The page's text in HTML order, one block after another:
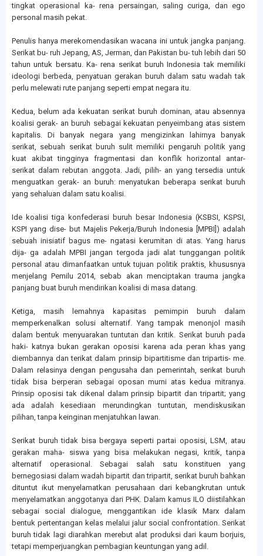
tingkat operasional ka- rena persaingan, saling curiga, dan ego
personal masih pekat.
Penulis hanya merekomendasikan wacana ini untuk jangka panjang.
Serikat bu- ruh Jepang, AS, Jerman, dan Pakistan bu- tuh lebih dari 50
tahun untuk bersatu. Ka- rena serikat buruh Indonesia tak memiliki
ideologi berbeda, penyatuan gerakan buruh dalam satu wadah tak
perlu melewati rute panjang seperti empat negara itu.
Kedua, belum ada kekuatan serikat buruh dominan, atau absennya
koalisi gerak- an buruh sebagai kekuatan penyeimbang atas sistem
kapitalis. Di banyak negara yang mengizinkan lahirnya banyak
serikat, sebuah serikat buruh sulit memiliki pengaruh politik yang
kuat akibat tingginya fragmentasi dan konflik horizontal antar-
serikat dalam rebutan anggota. Jadi, pilih- an yang tersedia untuk
menguatkan gerak- an buruh: menyatukan beberapa serikat buruh
yang sehaluan dalam satu koalisi.
Ide koalisi tiga konfederasi buruh besar Indonesia (KSBSI, KSPSI,
KSPI yang dise- but Majelis Pekerja/Buruh Indonesia [MPBI]) adalah
sebuah inisiatif bagus me- ngatasi kerumitan di atas. Yang harus
dija- ga adalah MPBI jangan tergoda jadi alat tunggangan politik
personal atau dimanfaatkan untuk tujuan politik praktis, khususnya
menjelang Pemilu 2014, sebab akan menciptakan trauma jangka
panjang buat buruh mendirikan koalisi di masa datang.
Ketiga, masih lemahnya kapasitas pemimpin buruh dalam
memperkenalkan solusi alternatif. Yang tampak menonjol masih
dalam bentuk menyuarakan tuntutan dan kritik. Serikat buruh pada
haki- katnya bukan gerakan oposisi karena ada peran khas yang
diembannya dan terikat dalam prinsip bipartitisme dan tripartis- me.
Dalam relasinya dengan pengusaha dan pemerintah, serikat buruh
tidak bisa berperan sebagai oposan murni atas kedua mitranya.
Prinsip oposisi tak dikenal dalam prinsip bipartit dan tripartit; yang
ada adalah kesediaan merundingkan tuntutan, mendiskusikan
pilihan, tanpa keinginan menjatuhkan lawan.
Serikat buruh tidak bisa bergaya seperti partai oposisi, LSM, atau
gerakan maha- siswa yang bisa melakukan negasi, kritik, tanpa
alternatif operasional. Sebagai salah satu konstituen yang
bernegosiasi dalam wadah bipartit dan tripartit, serikat buruh bahkan
dituntut ikut menyelamatkan perusahaan dari kebangkrutan untuk
menyelamatkan anggotanya dari PHK. Dalam kamus ILO diistilahkan
sebagai social dialogue, menggantikan ide klasik Marx dalam
bentuk pertentangan kelas melalui jalur social confrontation. Serikat
buruh tidak lagi diarahkan merebut alat produksi dari kaum borjuis,
tetapi memperjuangkan pembagian keuntungan yang adil.